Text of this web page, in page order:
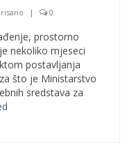
| 0
prostorno
nekoliko mjeseci
postavljanja
što je Ministarstvo
sredstava za